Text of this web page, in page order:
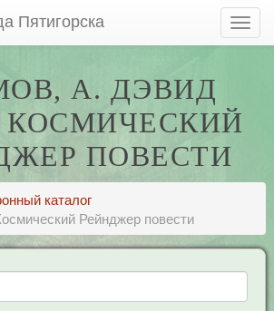
Пятигорска
А. ДЭВИД
КОСМИЧЕСКИЙ
ПОВЕСТИ
каталог
Рейнджер повести